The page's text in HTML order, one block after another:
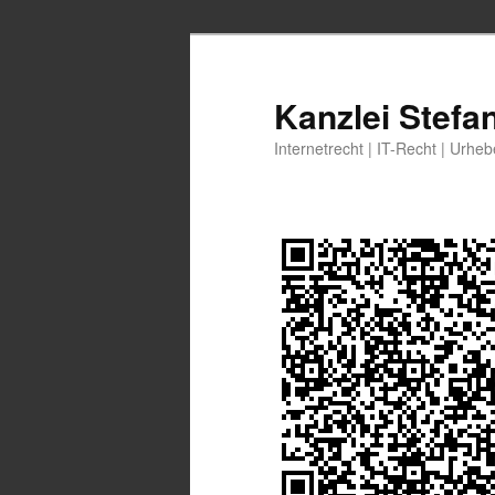
Kanzlei
Internetrecht | IT-Recht |